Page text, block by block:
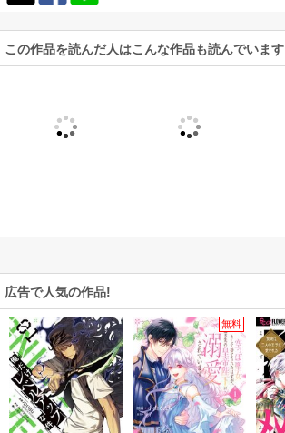
この作品を読んだ人はこんな作品も読んでいます
広告で人気の作品!
無料